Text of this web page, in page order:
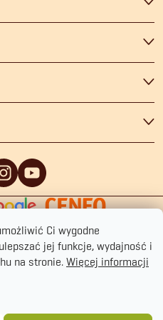
Ci wygodne
jej funkcje, wydajność i
na stronie. Więcej informacji
sklepuCookies